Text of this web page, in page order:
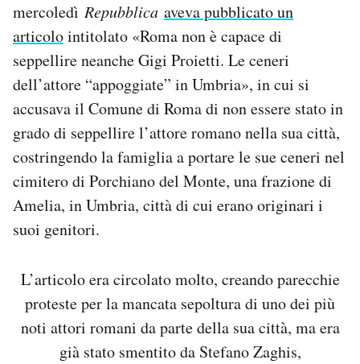
mercoledì Repubblica aveva pubblicato un
articolointitolato «Roma non è capace di
seppellire neanche Gigi Proietti. Le ceneri
dell’attore “appoggiate” in Umbria», in cui si
accusava il Comune di Roma di non essere stato in
grado di seppellire l’attore romano nella sua città,
costringendo la famiglia a portare le sue ceneri nel
cimitero di Porchiano del Monte, una frazione di
Amelia, in Umbria, città di cui erano originari i
suoi genitori.
L’articolo era circolato molto, creando parecchie
proteste per la mancata sepoltura di uno dei più
noti attori romani da parte della sua città, ma era
già stato smentito da Stefano Zaghis,